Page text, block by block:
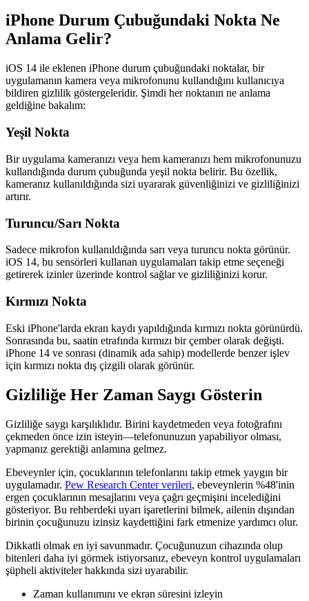
iPhone Durum Çubuğundaki Nokta Ne
Anlama Gelir?
iOS 14 ile eklenen iPhone durum çubuğundaki noktalar, bir
uygulamanın kamera veya mikrofonunu kullandığını kullanıcıya
bildiren gizlilik göstergeleridir. Şimdi her noktanın ne anlama
geldiğine bakalım:
Yeşil Nokta
Bir uygulama kameranızı veya hem kameranızı hem mikrofonunuzu
kullandığında durum çubuğunda yeşil nokta belirir. Bu özellik,
kameranız kullanıldığında sizi uyararak güvenliğinizi ve gizliliğinizi
artırır.
Turuncu/Sarı Nokta
Sadece mikrofon kullanıldığında sarı veya turuncu nokta görünür.
iOS 14, bu sensörleri kullanan uygulamaları takip etme seçeneği
getirerek izinler üzerinde kontrol sağlar ve gizliliğinizi korur.
Kırmızı Nokta
Eski iPhone'larda ekran kaydı yapıldığında kırmızı nokta görünürdü.
Sonrasında bu, saatin etrafında kırmızı bir çember olarak değişti.
iPhone 14 ve sonrası (dinamik ada sahip) modellerde benzer işlev
için kırmızı nokta dış çizgili olarak görünür.
Gizliliğe Her Zaman Saygı Gösterin
Gizliliğe saygı karşılıklıdır. Birini kaydetmeden veya fotoğrafını
çekmeden önce izin isteyin—telefonunuzun yapabiliyor olması,
yapmanız gerektiği anlamına gelmez.
Ebeveynler için, çocuklarının telefonlarını takip etmek yaygın bir
uygulamadır. Pew Research Center verileri, ebeveynlerin %48'inin
ergen çocuklarının mesajlarını veya çağrı geçmişini incelediğini
gösteriyor. Bu rehberdeki uyarı işaretlerini bilmek, ailenin dışından
birinin çocuğunuzu izinsiz kaydettiğini fark etmenize yardımcı olur.
Dikkatli olmak en iyi savunmadır. Çocuğunuzun cihazında olup
bitenleri daha iyi görmek istiyorsanız, ebeveyn kontrol uygulamaları
şüpheli aktiviteler hakkında sizi uyarabilir.
Zaman kullanımını ve ekran süresini izleyin